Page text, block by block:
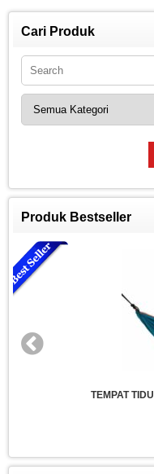
Cari Produk
Produk Bestseller